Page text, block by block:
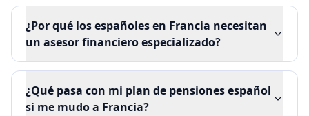
¿Por qué los españoles en Francia necesitan
un asesor financiero especializado?
¿Qué pasa con mi plan de pensiones español
si me mudo a Francia?